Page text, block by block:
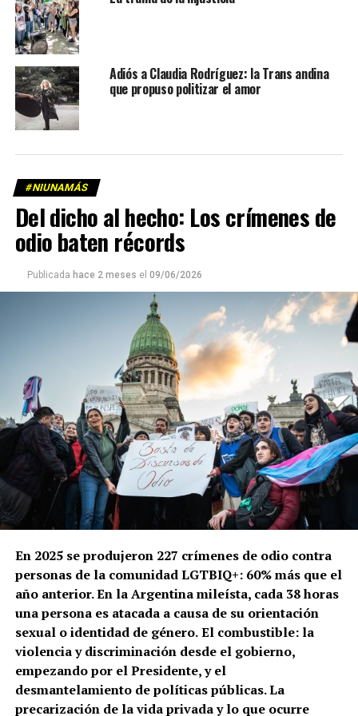
Adiós a Claudia Rodríguez: la Trans andina
que propuso politizar el amor
#NIUNAMÁS
Del dicho al hecho: Los crímenes de
odio baten récords
Publicada hace 2 meses el 09/06/2026
En 2025 se produjeron 227 crímenes de odio contra
personas de la comunidad LGTBIQ+: 60% más que el
año anterior. En la Argentina mileísta, cada 38 horas
una persona es atacada a causa de su orientación
sexual o identidad de género.El combustible: la
violencia y discriminación desde el gobierno,
empezando por el Presidente, y el
desmantelamiento de políticas públicas. La
precarización de la vida privada y lo que ocurre